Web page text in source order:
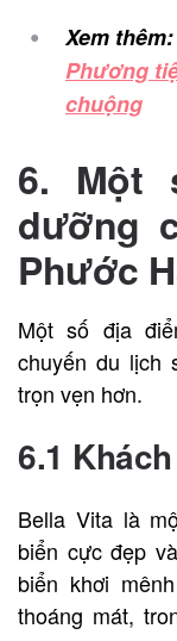
Xem thêm:
Phương
chuộng
6. Một
dưỡng
Phước
Một số địa
chuyến du lịch
trọn vẹn hơn.
6.1
Bella Vita là
biển cực đẹp
biển khơi
thoáng mát,